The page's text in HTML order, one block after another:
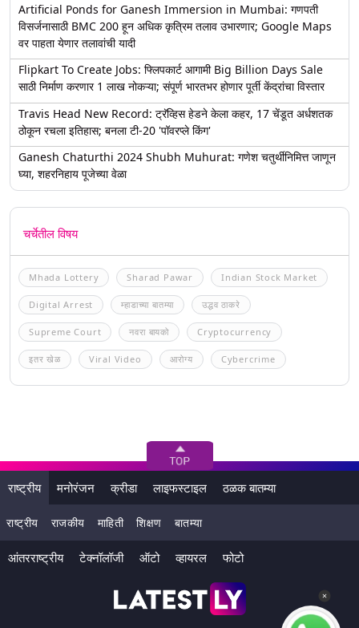
Artificial Ponds for Ganesh Immersion in Mumbai: गणपती
विसर्जनासाठी BMC 200 हून अधिक कृत्रिम तलाव उभारणार; Google Maps
वर पाहता येणार तलावांची यादी
Flipkart To Create Jobs: फ्लिपकार्ट आगामी Big Billion Days Sale
साठी निर्माण करणार 1 लाख नोकऱ्या; संपूर्ण भारतभर होणार पूर्ती केंद्रांचा विस्तार
Travis Head New Record: ट्रॅव्हिस हेडने केला कहर, 17 चेंडूत अर्धशतक
ठोकून रचला इतिहास; बनला टी-20 'पॉवरप्ले किंग'
Ganesh Chaturthi 2024 Shubh Muhurat: गणेश चतुर्थीनिमित्त जाणून
घ्या, शहरनिहाय पूजेच्या वेळा
चर्चेतील विषय
Mhada Lottery Sharad Pawar Indian Stock Market
Digital Arrest म्हाडाच्या बातम्या उद्धव ठाकरे
Supreme Court नवरा बायको Cryptocurrency
इतर खेळ Viral Video आरोग्य Cybercrime
राष्ट्रीय मनोरंजन क्रीडा लाइफस्टाइल ठळक बातम्या
राष्ट्रीय राजकीय माहिती शिक्षण बातम्या
आंतरराष्ट्रीय टेक्नॉलॉजी ऑटो व्हायरल फोटो